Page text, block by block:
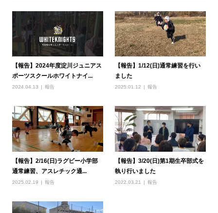
【報告】2024年度淀川ジュニアス
ポーツスクールホワイトナイ...
2024.04.13 報告
【報告】1/12(日)通常練習を行い
ました
2025.01.12 報告
【報告】2/16(日)ラグビー小学部
通常練習、アスレチック通...
2025.02.19 報告
【報告】3/20(日)第1期生卒部式を
執り行いました
2022.03.21 報告